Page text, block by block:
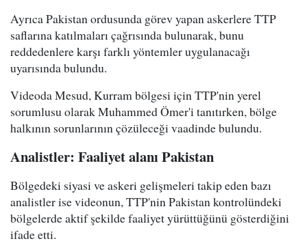
Ayrıca Pakistan ordusunda görev yapan askerlere TTP
saflarına katılmaları çağrısında bulunarak, bunu
reddedenlere karşı farklı yöntemler uygulanacağı
uyarısında bulundu.
Videoda Mesud, Kurram bölgesi için TTP'nin yerel
sorumlusu olarak Muhammed Ömer'i tanıtırken, bölge
halkının sorunlarının çözüleceği vaadinde bulundu.
Analistler: Faaliyet alanı Pakistan
Bölgedeki siyasi ve askeri gelişmeleri takip eden bazı
analistler ise videonun, TTP'nin Pakistan kontrolündeki
bölgelerde aktif şekilde faaliyet yürüttüğünü gösterdiğini
ifade etti.